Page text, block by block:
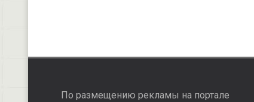
По размещению рекламы на портале